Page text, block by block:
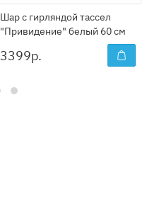
Шар с гирляндой тассел
"Привидение" белый 60 см
3399р.